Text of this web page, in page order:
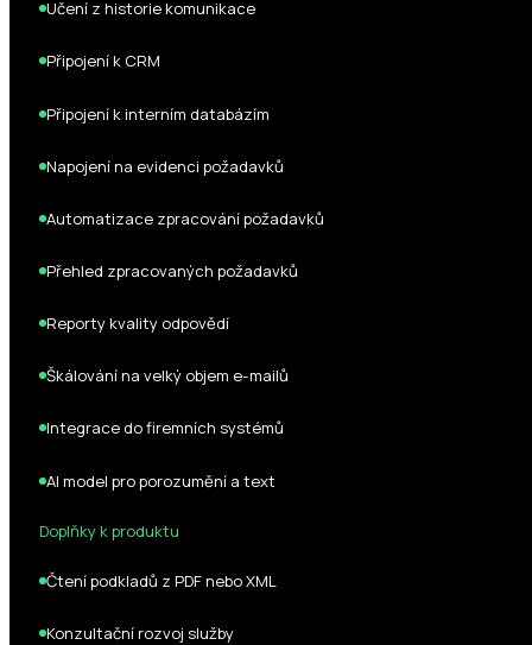
Učení z historie komunikace
Připojení k CRM
Připojení k interním databázím
Napojení na evidenci požadavků
Automatizace zpracování požadavků
Přehled zpracovaných požadavků
Reporty kvality odpovědí
Škálování na velký objem e-mailů
Integrace do firemních systémů
AI model pro porozumění a text
Doplňky k produktu
Čtení podkladů z PDF nebo XML
Konzultační rozvoj služby